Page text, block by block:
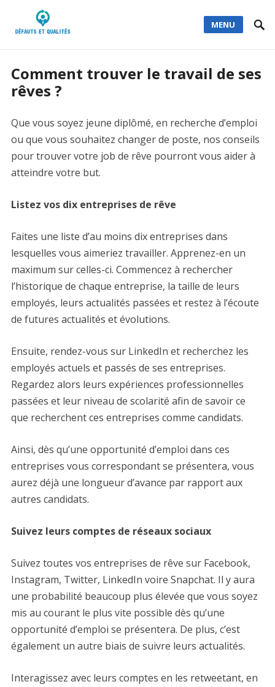
MENU
Comment trouver le travail de ses
rêves ?
Que vous soyez jeune diplômé, en recherche d’emploi
ou que vous souhaitez changer de poste, nos conseils
pour trouver votre job de rêve pourront vous aider à
atteindre votre but.
Listez vos dix entreprises de rêve
Faites une liste d’au moins dix entreprises dans
lesquelles vous aimeriez travailler. Apprenez-en un
maximum sur celles-ci. Commencez à rechercher
l’historique de chaque entreprise, la taille de leurs
employés, leurs actualités passées et restez à l’écoute
de futures actualités et évolutions.
Ensuite, rendez-vous sur LinkedIn et recherchez les
employés actuels et passés de ses entreprises.
Regardez alors leurs expériences professionnelles
passées et leur niveau de scolarité afin de savoir ce
que recherchent ces entreprises comme candidats.
Ainsi, dès qu’une opportunité d’emploi dans ces
entreprises vous correspondant se présentera, vous
aurez déjà une longueur d’avance par rapport aux
autres candidats.
Suivez leurs comptes de réseaux sociaux
Suivez toutes vos entreprises de rêve sur Facebook,
Instagram, Twitter, LinkedIn voire Snapchat. Il y aura
une probabilité beaucoup plus élevée que vous soyez
mis au courant le plus vite possible dès qu’une
opportunité d’emploi se présentera. De plus, c’est
également un autre biais de suivre leurs actualités.
Interagissez avec leurs comptes en les retweetant, en